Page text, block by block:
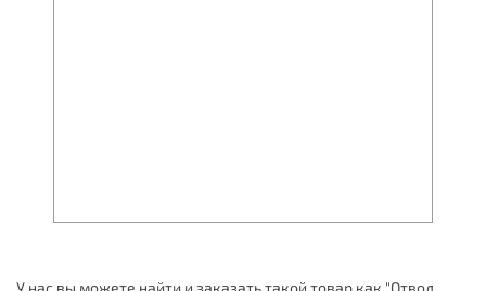
У нас вы можете найти и заказать такой товар как "Отвод